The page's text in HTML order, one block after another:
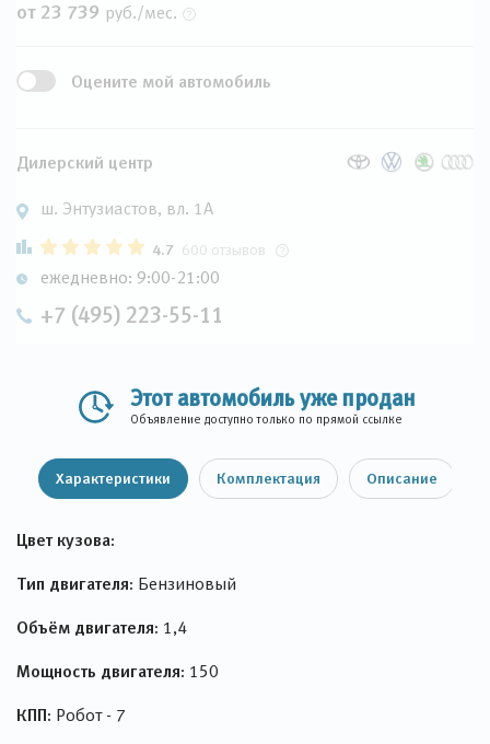
от 23 739 руб./мес.
Оцените мой автомобиль
Дилерский центр
ш. Энтузиастов, вл. 1А
4.7 600 отзывов
ежедневно: 9:00-21:00
+7 (495) 223-55-11
Этот автомобиль уже продан
Объявление доступно только по прямой ссылке
Характеристики Комплектация Описание
Цвет кузова:
Тип двигателя: Бензиновый
Объём двигателя: 1,4
Мощность двигателя: 150
КПП: Робот - 7